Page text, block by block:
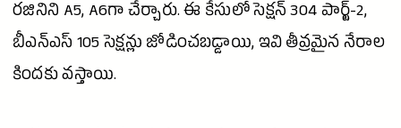
రజినిని A5, A6గా చేర్చారు. ఈ కేసులో సెక్షన్ 304 పార్ట్-2,
బీఎన్‌ఎస్ 105 సెక్షన్లు జోడించబడ్డాయి, ఇవి తీవ్రమైన నేరాల
కిందకు వస్తాయి.